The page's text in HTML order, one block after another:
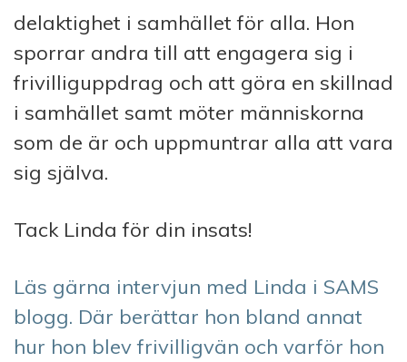
delaktighet i samhället för alla. Hon
sporrar andra till att engagera sig i
frivilliguppdrag och att göra en skillnad
i samhället samt möter människorna
som de är och uppmuntrar alla att vara
sig själva.
Tack Linda för din insats!
Läs gärna intervjun med Linda i SAMS
blogg. Där berättar hon bland annat
hur hon blev frivilligvän och varför hon